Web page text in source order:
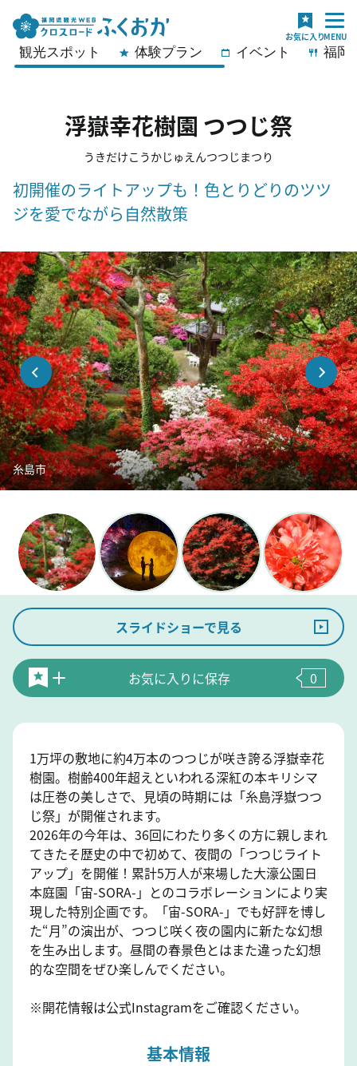
観光スポット 体験プラン イベント 福岡
浮嶽幸花樹園 つつじ祭
うきだけこうかじゅえんつつじまつり
初開催のライトアップも！色とりどりのツツ
ジを愛でながら自然散策
糸島市
スライドショーで見る
お気に入りに保存 0
1万坪の敷地に約4万本のつつじが咲き誇る浮嶽幸花
樹園。樹齢400年超えといわれる深紅の本キリシマ
は圧巻の美しさで、見頃の時期には「糸島浮嶽つつ
じ祭」が開催されます。
2026年の今年は、36回にわたり多くの方に親しまれ
てきたそ歴史の中で初めて、夜間の「つつじライト
アップ」を開催！累計5万人が来場した大濠公園日
本庭園「宙-SORA-」とのコラボレーションにより実
現した特別企画です。「宙-SORA-」でも好評を博し
た“月”の演出が、つつじ咲く夜の園内に新たな幻想
を生み出します。昼間の春景色とはまた違った幻想
的な空間をぜひ楽しんでください。
※開花情報は公式Instagramをご確認ください。
基本情報